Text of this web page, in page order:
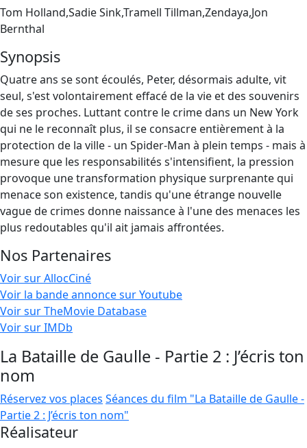
Tom Holland,Sadie Sink,Tramell Tillman,Zendaya,Jon
Bernthal
Synopsis
Quatre ans se sont écoulés, Peter, désormais adulte, vit
seul, s'est volontairement effacé de la vie et des souvenirs
de ses proches. Luttant contre le crime dans un New York
qui ne le reconnaît plus, il se consacre entièrement à la
protection de la ville - un Spider-Man à plein temps - mais à
mesure que les responsabilités s'intensifient, la pression
provoque une transformation physique surprenante qui
menace son existence, tandis qu'une étrange nouvelle
vague de crimes donne naissance à l'une des menaces les
plus redoutables qu'il ait jamais affrontées.
Nos Partenaires
Voir sur AllocCiné
Voir la bande annonce sur Youtube
Voir sur TheMovie Database
Voir sur IMDb
La Bataille de Gaulle - Partie 2 : J’écris ton
nom
Réservez vos places Séances du film "La Bataille de Gaulle -
Partie 2 : J’écris ton nom"
Réalisateur